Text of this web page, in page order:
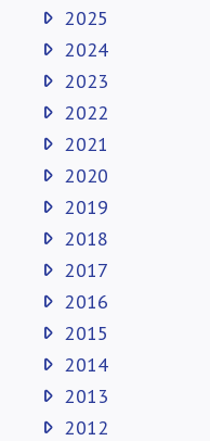
2025
2024
2023
2022
2021
2020
2019
2018
2017
2016
2015
2014
2013
2012